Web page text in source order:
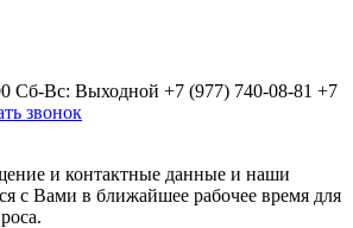
Сб-Вс: Выходной +7 (977) 740-08-81 +7
звонок
и контактные данные и наши
с Вами в ближайшее рабочее время для